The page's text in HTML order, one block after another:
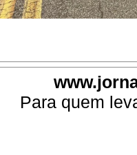
Para quem